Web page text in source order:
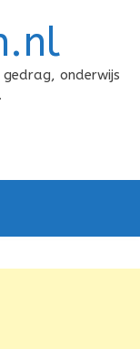
onderwijs